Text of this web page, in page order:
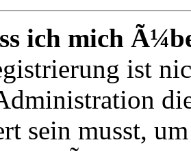
ich mich
ist
sein musst,